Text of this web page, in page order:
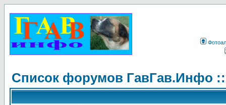
Список форумов ГавГав.Инфо